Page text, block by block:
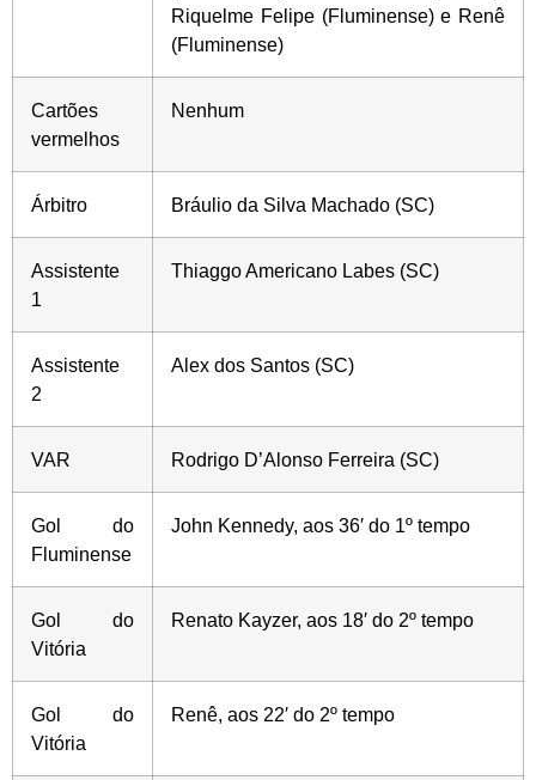
Riquelme Felipe (Fluminense) e Renê
(Fluminense)
Cartões
vermelhos
Nenhum
Árbitro Bráulio da Silva Machado (SC)
Assistente
1
Thiaggo Americano Labes (SC)
Assistente
2
Alex dos Santos (SC)
VAR Rodrigo D’Alonso Ferreira (SC)
Gol do
Fluminense
John Kennedy, aos 36′ do 1º tempo
Gol do
Vitória
Renato Kayzer, aos 18′ do 2º tempo
Gol do
Vitória
Renê, aos 22′ do 2º tempo